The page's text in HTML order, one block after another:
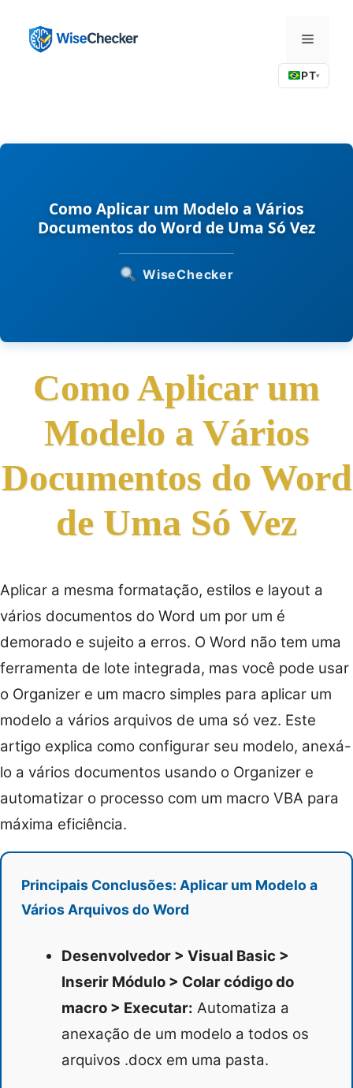
Menu
PT▾
Como Aplicar um Modelo a Vários
Documentos do Word de Uma Só Vez
WiseChecker
Como Aplicar um
Modelo a Vários
Documentos do Word
de Uma Só Vez
Aplicar a mesma formatação, estilos e layout a
vários documentos do Word um por um é
demorado e sujeito a erros. O Word não tem uma
ferramenta de lote integrada, mas você pode usar
o Organizer e um macro simples para aplicar um
modelo a vários arquivos de uma só vez. Este
artigo explica como configurar seu modelo, anexá-
lo a vários documentos usando o Organizer e
automatizar o processo com um macro VBA para
máxima eficiência.
Principais Conclusões: Aplicar um Modelo a
Vários Arquivos do Word
Desenvolvedor > Visual Basic >
Inserir Módulo > Colar código do
macro > Executar: Automatiza a
anexação de um modelo a todos os
arquivos .docx em uma pasta.